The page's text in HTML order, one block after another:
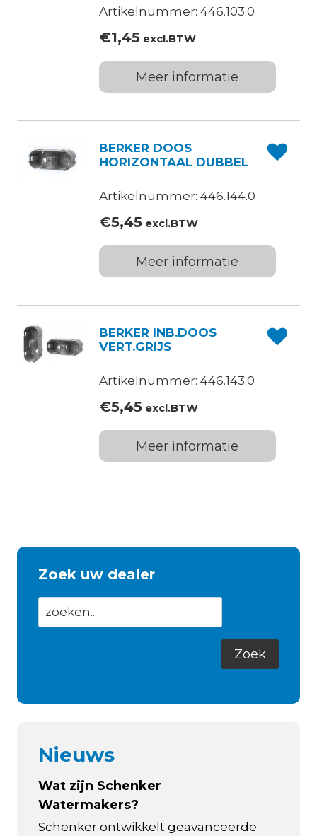
Artikelnummer: 446.103.0
€1,45excl.BTW
Meer informatie
BERKER DOOS
HORIZONTAAL DUBBEL
Artikelnummer: 446.144.0
€5,45excl.BTW
Meer informatie
BERKER INB.DOOS
VERT.GRIJS
Artikelnummer: 446.143.0
€5,45excl.BTW
Meer informatie
Zoek uw dealer
Nieuws
Wat zijn Schenker
Watermakers?
Schenker ontwikkelt geavanceerde